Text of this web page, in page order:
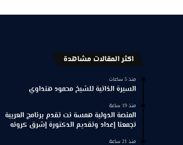
اكثر المقالات مشاهدة
منذ 5 ساعات
السيرة الذاتية للشيخ محمود هنداوي
منذ 19 ساعة
المنصة الدولية همسة نت تقدم برنامج العربية
تجمعنا إعداد وتقديم الدكتورة إشرق كرونه
منذ 21 ساعة